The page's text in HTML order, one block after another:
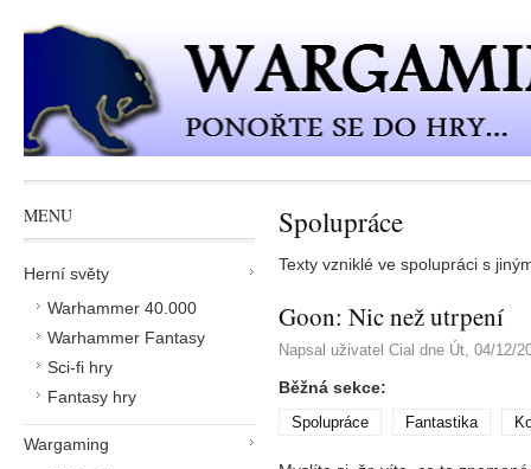
Spolupráce
Texty vzniklé ve spolupráci s
Goon: Nic než utrpení
Napsal uživatel Cial dne Út, 04/12/
Běžná sekce:
Spolupráce Fantastika
MENU
Herní světy
Warhammer 40.000
Warhammer Fantasy
Sci-fi hry
Fantasy hry
Wargaming